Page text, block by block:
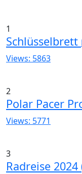
1
Schlüsselbrett
Views: 5863
2
Polar Pacer
Views: 5771
3
Radreise 2024